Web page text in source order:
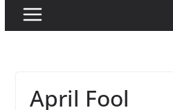
April Fool